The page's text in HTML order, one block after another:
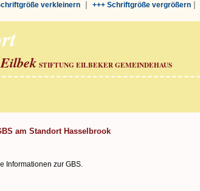
verkleinern| +++ Schriftgröße vergrößern|
STIFTUNG EILBEKER GEMEINDEHAUS
am Standort Hasselbrook
Informationen zur GBS.